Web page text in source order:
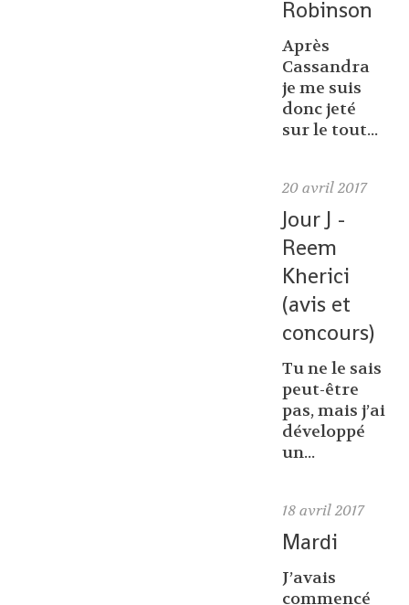
Robinson
Après
Cassandra
je me suis
donc jeté
sur le tout...
20 avril 2017
Jour J -
Reem
Kherici
(avis et
concours)
Tu ne le sais
peut-être
pas, mais j’ai
développé
un...
18 avril 2017
Mardi
J’avais
commencé